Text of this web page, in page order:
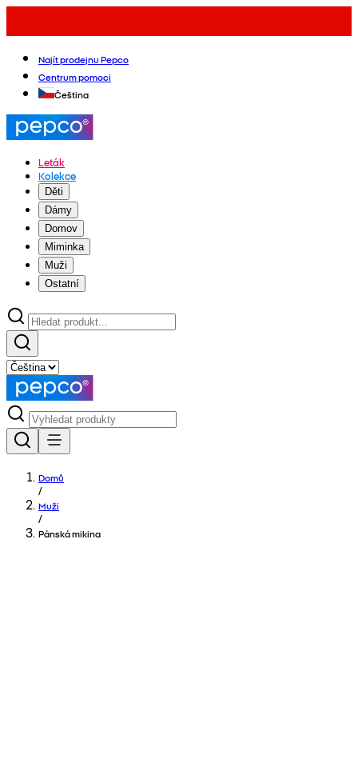
Najít prodejnu Pepco
Centrum pomoci
Čeština
Leták
Kolekce
Děti
Dámy
Domov
Miminka
Muži
Ostatní
Domů
/
Muži
/
Pánská mikina